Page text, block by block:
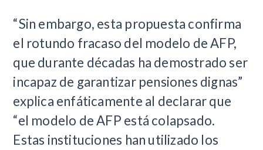
“Sin embargo, esta propuesta confirma
el rotundo fracaso del modelo de AFP,
que durante décadas ha demostrado ser
incapaz de garantizar pensiones dignas”
explica enfáticamente al declarar que
“el modelo de AFP está colapsado.
Estas instituciones han utilizado los